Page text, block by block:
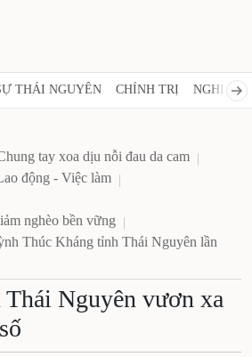
THÁI NGUYÊN CHÍNH TRỊ NGHỊ
tay xoa dịu nỗi đau da cam
động - Việc làm
nghèo bền vững
Thúc Kháng tỉnh Thái Nguyên lần
Nguyên vươn xa